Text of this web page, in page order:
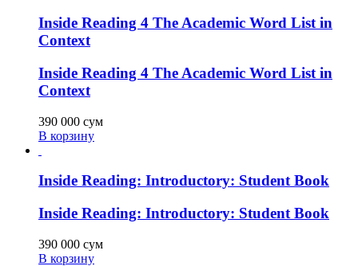
Inside Reading 4 The Academic Word List in
Context
Inside Reading 4 The Academic Word List in
Context
390 000 сум
В корзину
Inside Reading: Introductory: Student Book
Inside Reading: Introductory: Student Book
390 000 сум
В корзину